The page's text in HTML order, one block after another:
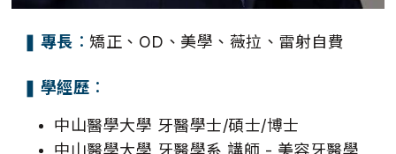
❚ 專長︰ 矯正、OD、美學、薇拉、雷射自費
❚ 學經歷︰
中山醫學大學 牙醫學士/碩士/博士
中山醫學大學 牙醫學系 講師 - 美容牙醫學